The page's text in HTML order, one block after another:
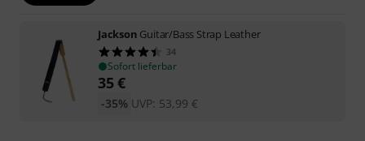
Jackson Guitar/Bass Strap Leather
34
Sofort lieferbar
35€
UVP: 53,99 €
-35%